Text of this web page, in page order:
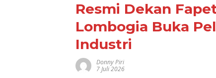
Resmi Dekan
Lombogia Buka
Industri
Donny Piri
7 Juli 2026